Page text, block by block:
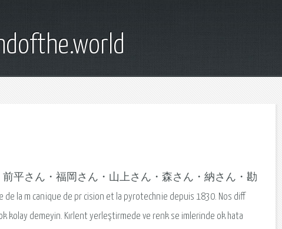
平さん・福岡さん・山上さん・森さん・納さん・勘
la m canique de pr cision et la pyrotechnie depuis 1830. Nos diff
kolay demeyin. Kırlent yerleştirmede ve renk se imlerinde ok hata